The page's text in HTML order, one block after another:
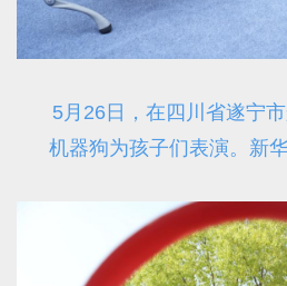
5月26日，在四川省遂宁
机器狗为孩子们表演。新